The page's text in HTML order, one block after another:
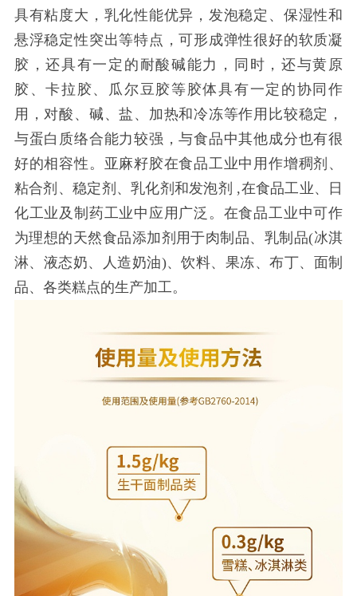
具有粘度大，乳化性能优异，发泡稳定、保湿性和
悬浮稳定性突出等特点，可形成弹性很好的软质凝
胶，还具有一定的耐酸碱能力，同时，还与黄原
胶、卡拉胶、瓜尔豆胶等胶体具有一定的协同作
用，对酸、碱、盐、加热和冷冻等作用比较稳定，
与蛋白质络合能力较强，与食品中其他成分也有很
好的相容性。亚麻籽胶在食品工业中用作增稠剂、
粘合剂、稳定剂、乳化剂和发泡剂 ,在食品工业、日
化工业及制药工业中应用广泛。在食品工业中可作
为理想的天然食品添加剂用于肉制品、乳制品(冰淇
淋、液态奶、人造奶油)、饮料、果冻、布丁、面制
品、各类糕点的生产加工。